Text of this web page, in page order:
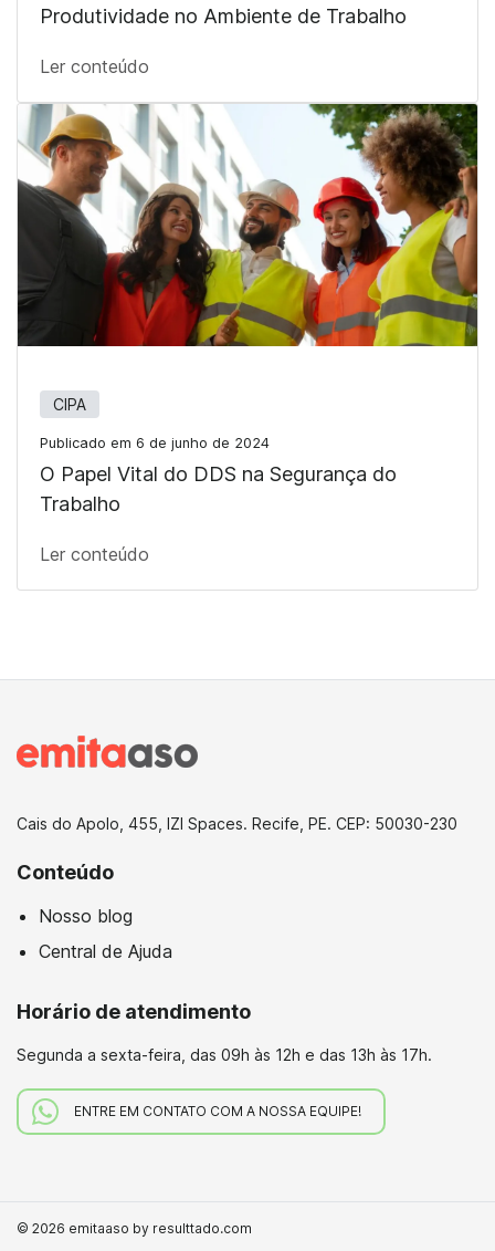
Produtividade no Ambiente de Trabalho
Ler conteúdo
CIPA
Publicado em 6 de junho de 2024
O Papel Vital do DDS na Segurança do
Trabalho
Ler conteúdo
Cais do Apolo, 455, IZI Spaces. Recife, PE. CEP: 50030-230
Conteúdo
Nosso blog
Central de Ajuda
Horário de atendimento
Segunda a sexta-feira, das 09h às 12h e das 13h às 17h.
ENTRE EM CONTATO COM A NOSSA EQUIPE!
© 2026 emitaaso by resulttado.com